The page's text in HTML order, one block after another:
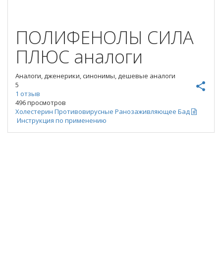
ПОЛИФЕНОЛЫ СИЛА
ПЛЮС аналоги
Аналоги, дженерики, синонимы, дешевые аналоги
share
5
1 отзыв
496 просмотров
Холестерин Противовирусные Ранозаживляющее Бад
Инструкция по применению